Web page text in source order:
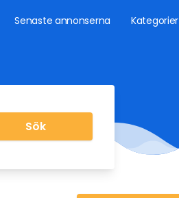
Senaste annonserna Kategorier
Sök